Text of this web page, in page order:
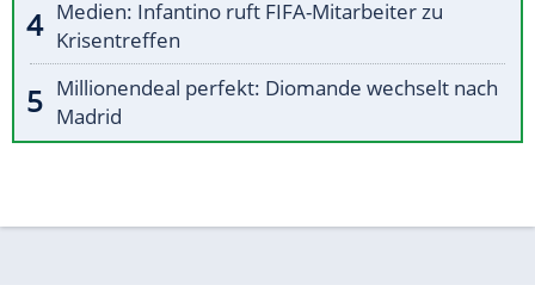
Medien: Infantino ruft FIFA-Mitarbeiter zu
Krisentreffen
Millionendeal perfekt: Diomande wechselt nach
Madrid